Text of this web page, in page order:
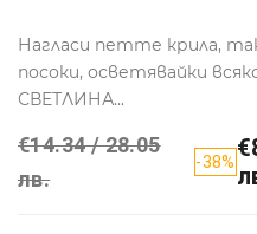
Нагласи петте крила,
посоки, осветявайки
СВЕТЛИНА...
€14.34 / 28.05
лв.
-38%